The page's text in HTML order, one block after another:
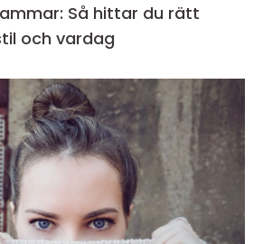
Så hittar du rätt
och vardag